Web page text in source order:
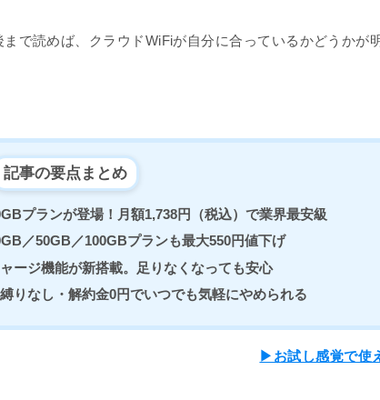
で読めば、クラウドWiFiが自分に合っているかどうかが
記事の要点まとめ
プランが登場！月額1,738円（税込）で業界最安級
／50GB／100GBプランも最大550円値下げ
ージ機能が新搭載。足りなくなっても安心
りなし・解約金0円でいつでも気軽にやめられる
▶お試し感覚で使